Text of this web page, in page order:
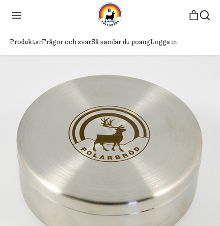
ProdukterFrågor och svarSå samlar du poängLogga in